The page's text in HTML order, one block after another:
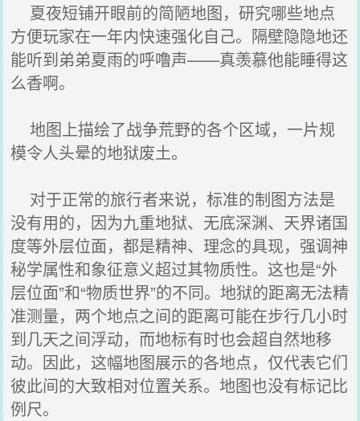
夏夜短铺开眼前的简陋地图，研究哪些地点
方便玩家在一年内快速强化自己。隔壁隐隐地还
能听到弟弟夏雨的呼噜声——真羡慕他能睡得这
么香啊。
地图上描绘了战争荒野的各个区域，一片规
模令人头晕的地狱废土。
对于正常的旅行者来说，标准的制图方法是
没有用的，因为九重地狱、无底深渊、天界诸国
度等外层位面，都是精神、理念的具现，强调神
秘学属性和象征意义超过其物质性。这也是“外
层位面”和“物质世界”的不同。地狱的距离无法精
准测量，两个地点之间的距离可能在步行几小时
到几天之间浮动，而地标有时也会超自然地移
动。因此，这幅地图展示的各地点，仅代表它们
彼此间的大致相对位置关系。地图也没有标记比
例尺。